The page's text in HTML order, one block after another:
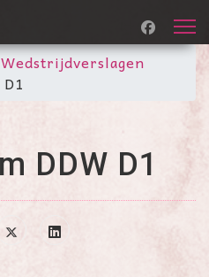
Wedstrijdverslagen
DDW D1